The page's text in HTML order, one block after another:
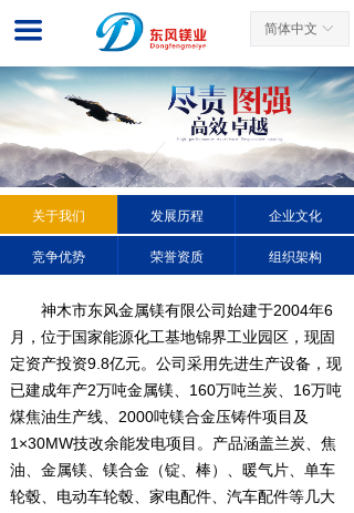
끀
网站首页
关于我们
新闻中心
产品展示
客户案例
先进工艺
服务中心
联系我们
ꀅ
简体中文
关于我们 发展历程 企业文化
神木市东风金属镁有限公司始建于2004年6
月，位于国家能源化工基地锦界工业园区，现固
定资产投资9.8亿元。公司采用先进生产设备，现
已建成年产2万吨金属镁、160万吨兰炭、16万吨
煤焦油生产线、2000吨镁合金压铸件项目及
1×30MW技改余能发电项目。产品涵盖兰炭、焦
油、金属镁、镁合金（锭、棒）、暖气片、单车
轮毂、电动车轮毂、家电配件、汽车配件等几大
竞争优势 荣誉资质 组织架构